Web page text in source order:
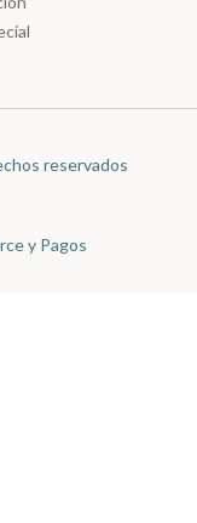
reservados
y Pagos